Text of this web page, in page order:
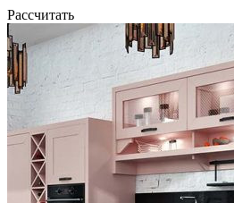
Рассчитать